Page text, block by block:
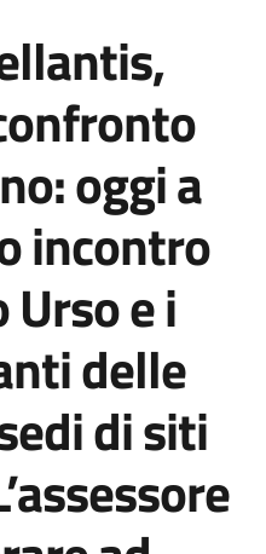
oggi a
incontro
e i
delle
di siti